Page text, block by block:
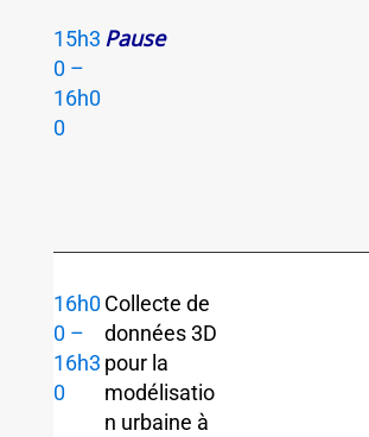
15h3
0 –
16h0
0
Pause
16h0
0 –
16h3
0
Collecte de
données 3D
pour la
modélisatio
n urbaine à